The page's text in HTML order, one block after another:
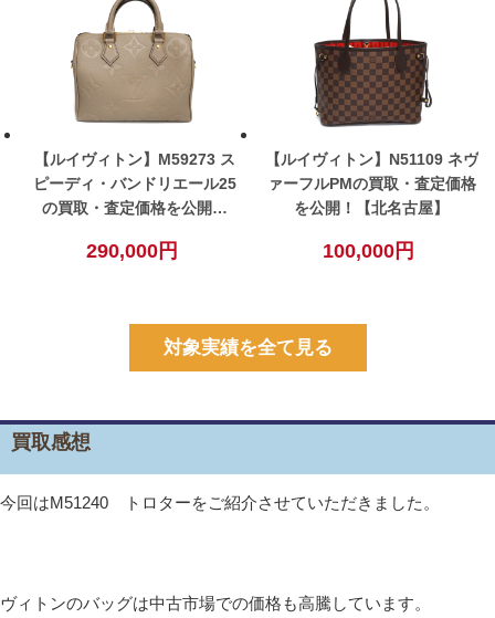
【ルイヴィトン】M59273 ス
ピーディ・バンドリエール25
の買取・査定価格を公開！
290,000円
【ルイヴィトン】N51109 ネヴ
ァーフルPMの買取・査定価格
を公開！【北名古屋】
100,000円
対象実績を全て見る
買取感想
今回はM51240 トロターをご紹介させていただきました。
ヴィトンのバッグは中古市場での価格も高騰しています。